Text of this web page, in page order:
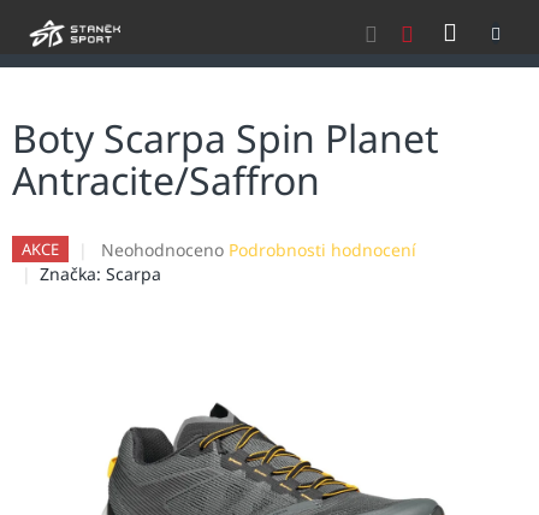
Boty Scarpa Spin Planet
Antracite/Saffron
AKCE
Průměrné
hodnocení
Neohodnoceno Podrobnosti hodnocení
Značka: Scarpa